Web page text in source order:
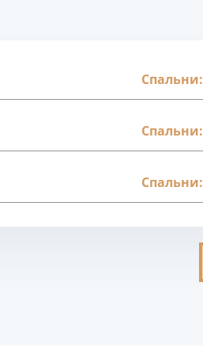
Спальни:
Спальни:
Спальни: